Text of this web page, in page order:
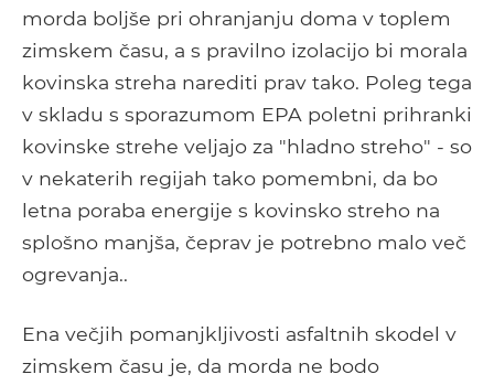
morda boljše pri ohranjanju doma v toplem
zimskem času, a s pravilno izolacijo bi morala
kovinska streha narediti prav tako. Poleg tega
v skladu s sporazumom EPA poletni prihranki
kovinske strehe veljajo za "hladno streho" - so
v nekaterih regijah tako pomembni, da bo
letna poraba energije s kovinsko streho na
splošno manjša, čeprav je potrebno malo več
ogrevanja..
Ena večjih pomanjkljivosti asfaltnih skodel v
zimskem času je, da morda ne bodo